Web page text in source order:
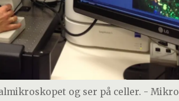
og ser på celler. -